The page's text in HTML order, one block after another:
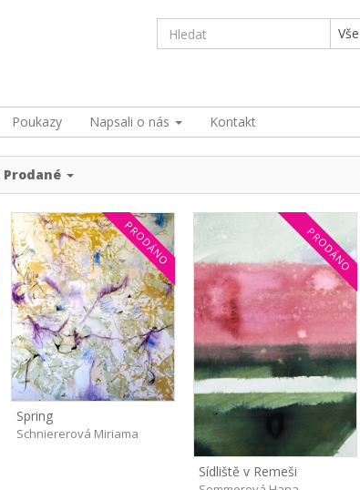
Vše
Poukazy Napsali o nás Kontakt
Prodané
PRODÁNO
Spring
Schniererová Miriama
PRODÁNO
Sídliště v Remeši